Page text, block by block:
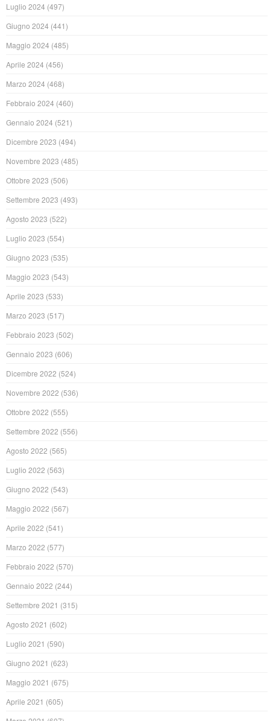
Luglio 2024 (497)
Giugno 2024 (441)
Maggio 2024 (485)
Aprile 2024 (456)
Marzo 2024 (468)
Febbraio 2024 (460)
Gennaio 2024 (521)
Dicembre 2023 (494)
Novembre 2023 (485)
Ottobre 2023 (506)
Settembre 2023 (493)
Agosto 2023 (522)
Luglio 2023 (554)
Giugno 2023 (535)
Maggio 2023 (543)
Aprile 2023 (533)
Marzo 2023 (517)
Febbraio 2023 (502)
Gennaio 2023 (606)
Dicembre 2022 (524)
Novembre 2022 (536)
Ottobre 2022 (555)
Settembre 2022 (556)
Agosto 2022 (565)
Luglio 2022 (563)
Giugno 2022 (543)
Maggio 2022 (567)
Aprile 2022 (541)
Marzo 2022 (577)
Febbraio 2022 (570)
Gennaio 2022 (244)
Settembre 2021 (315)
Agosto 2021 (602)
Luglio 2021 (590)
Giugno 2021 (623)
Maggio 2021 (675)
Aprile 2021 (605)